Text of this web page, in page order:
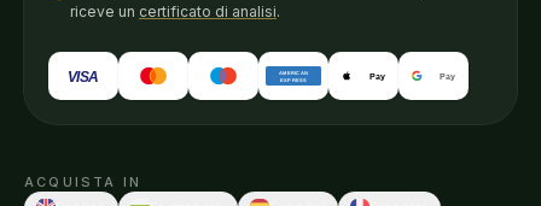
riceve un certificato di analisi.
VISA AMERICAN
EXPRESS Pay Pay
ACQUISTA IN